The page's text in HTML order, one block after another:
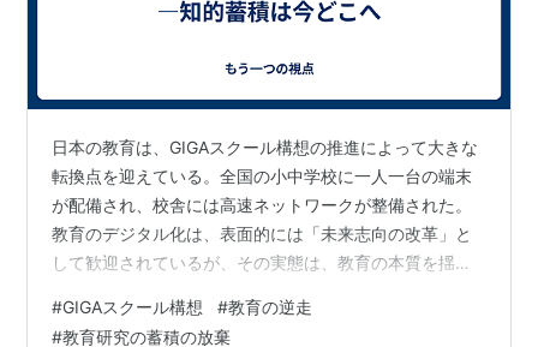
日本の教育は、GIGAスクール構想の推進によって大きな
転換点を迎えている。全国の小中学校に一人一台の端末
が配備され、校舎には高速ネットワークが整備された。
教育のデジタル化は、表面的には「未来志向の改革」と
して歓迎されているが、その実態は、教育の本質を揺る
は、教材研究や指導法の精緻化に関する膨大な知的蓄積
#GIGAスクール構想 #教育の逆走
#教育研究の蓄積の放棄